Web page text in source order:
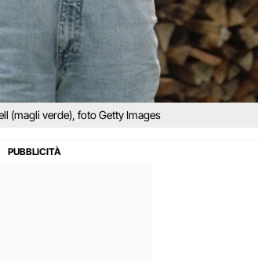
(magli verde), foto Getty Images